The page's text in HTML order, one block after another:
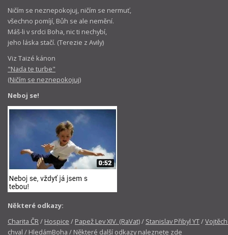
Ničím se neznepokojuj, ničím se nermuť,
všechno pomíjí, Bůh se ale nemění.
Máš-li v srdci Boha, nic ti nechybí,
jeho láska stačí. (Terezie z Avily)
Viz Taizé kánon
"Nada te turbe"
(Ničím se neznepokojuj)
Neboj se!
Některé odkazy:
Charita ČR/ Hospice / Papež Lev XIV. (RaVat)/ Stanislav Přibyl YT/
chval / HledámBoha / Některé další odkazy naleznete zde